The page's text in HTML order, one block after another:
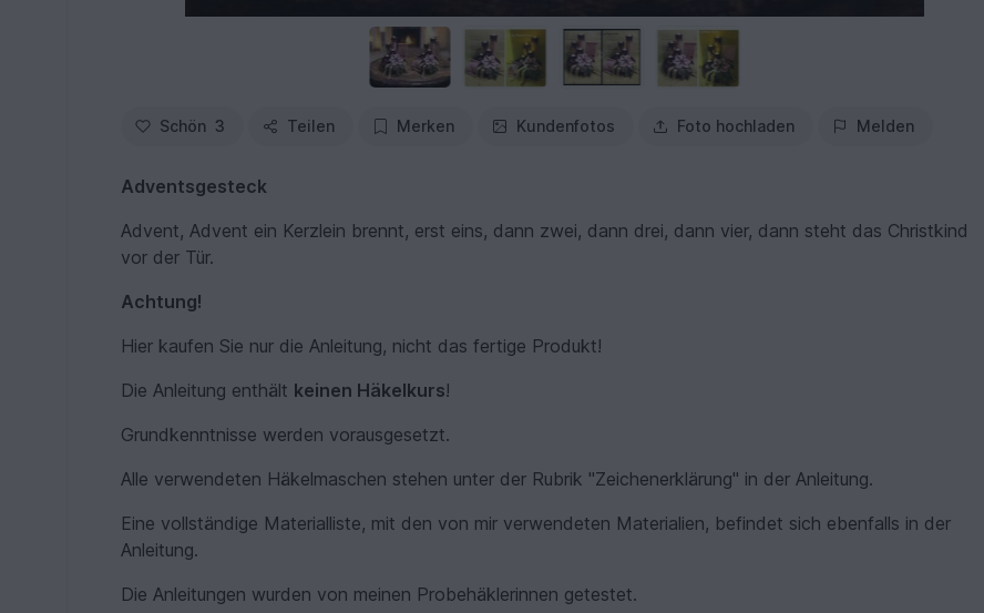
Schön 3 Teilen Merken Kundenfotos Foto hochladen Melden
Adventsgesteck
Advent, Advent ein Kerzlein brennt, erst eins, dann zwei, dann drei, dann vier, dann steht das Christkind
vor der Tür.
Achtung!
Hier kaufen Sie nur die Anleitung, nicht das fertige Produkt!
Die Anleitung enthält keinen Häkelkurs!
Grundkenntnisse werden vorausgesetzt.
Alle verwendeten Häkelmaschen stehen unter der Rubrik "Zeichenerklärung" in der Anleitung.
Eine vollständige Materialliste, mit den von mir verwendeten Materialien, befindet sich ebenfalls in der
Anleitung.
Die Anleitungen wurden von meinen Probehäklerinnen getestet.